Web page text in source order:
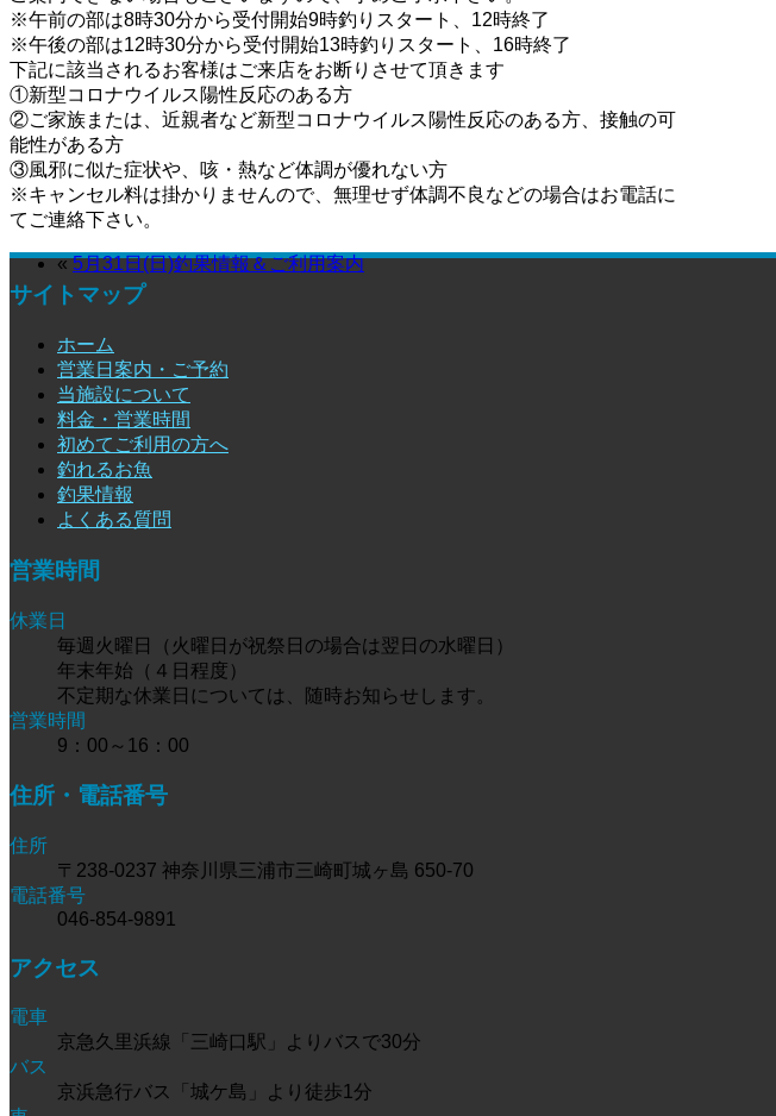
※午前の部は8時30分から受付開始9時釣りスタート、12時終了
※午後の部は12時30分から受付開始13時釣りスタート、16時終了
下記に該当されるお客様はご来店をお断りさせて頂きます
①新型コロナウイルス陽性反応のある方
②ご家族または、近親者など新型コロナウイルス陽性反応のある方、接触の可
能性がある方
③風邪に似た症状や、咳・熱など体調が優れない方
※キャンセル料は掛かりませんので、無理せず体調不良などの場合はお電話に
てご連絡下さい。
«5月31日(日)釣果情報＆ご利用案内
サイトマップ
ホーム
営業日案内・ご予約
当施設について
料金・営業時間
初めてご利用の方へ
釣れるお魚
釣果情報
よくある質問
営業時間
休業日
毎週火曜日（火曜日が祝祭日の場合は翌日の水曜日）
年末年始（４日程度）
不定期な休業日については、随時お知らせします。
営業時間
9：00～16：00
住所・電話番号
住所
〒238-0237 神奈川県三浦市三崎町城ヶ島 650-70
電話番号
046-854-9891
アクセス
電車
京急久里浜線「三崎口駅」よりバスで30分
バス
京浜急行バス「城ケ島」より徒歩1分